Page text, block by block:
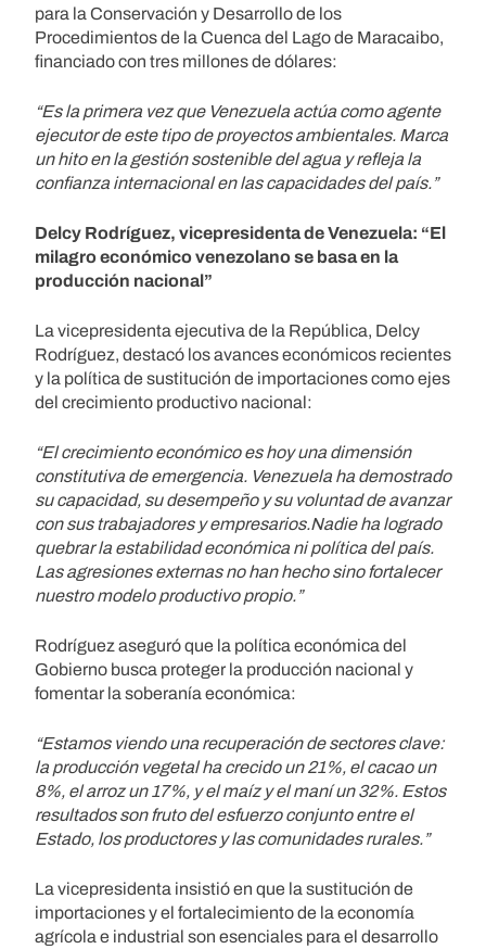
para la Conservación y Desarrollo de los
Procedimientos de la Cuenca del Lago de Maracaibo,
financiado con tres millones de dólares:
“Es la primera vez que Venezuela actúa como agente
ejecutor de este tipo de proyectos ambientales. Marca
un hito en la gestión sostenible del agua y refleja la
confianza internacional en las capacidades del país.”
Delcy Rodríguez, vicepresidenta de Venezuela: “El
milagro económico venezolano se basa en la
producción nacional”
La vicepresidenta ejecutiva de la República, Delcy
Rodríguez, destacó los avances económicos recientes
y la política de sustitución de importaciones como ejes
del crecimiento productivo nacional:
“El crecimiento económico es hoy una dimensión
constitutiva de emergencia. Venezuela ha demostrado
su capacidad, su desempeño y su voluntad de avanzar
con sus trabajadores y empresarios.Nadie ha logrado
quebrar la estabilidad económica ni política del país.
Las agresiones externas no han hecho sino fortalecer
nuestro modelo productivo propio.”
Rodríguez aseguró que la política económica del
Gobierno busca proteger la producción nacional y
fomentar la soberanía económica:
“Estamos viendo una recuperación de sectores clave:
la producción vegetal ha crecido un 21%, el cacao un
8%, el arroz un 17%, y el maíz y el maní un 32%. Estos
resultados son fruto del esfuerzo conjunto entre el
Estado, los productores y las comunidades rurales.”
La vicepresidenta insistió en que la sustitución de
importaciones y el fortalecimiento de la economía
agrícola e industrial son esenciales para el desarrollo